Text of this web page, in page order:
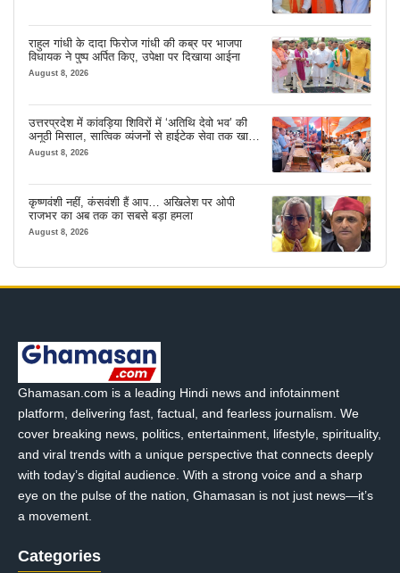
राहुल गांधी के दादा फिरोज गांधी की कब्र पर भाजपा
विधायक ने पुष्प अर्पित किए, उपेक्षा पर दिखाया आईना
August 8, 2026
उत्तरप्रदेश में कांवड़िया शिविरों में ‘अतिथि देवो भव’ की
अनूठी मिसाल, सात्विक व्यंजनों से हाईटेक सेवा तक खास
इंतजाम
August 8, 2026
कृष्णवंशी नहीं, कंसवंशी हैं आप… अखिलेश पर ओपी
राजभर का अब तक का सबसे बड़ा हमला
August 8, 2026
Ghamasan.com is a leading Hindi news and infotainment
platform, delivering fast, factual, and fearless journalism. We
cover breaking news, politics, entertainment, lifestyle, spirituality,
and viral trends with a unique perspective that connects deeply
with today’s digital audience. With a strong voice and a sharp
eye on the pulse of the nation, Ghamasan is not just news—it’s
a movement.
Categories